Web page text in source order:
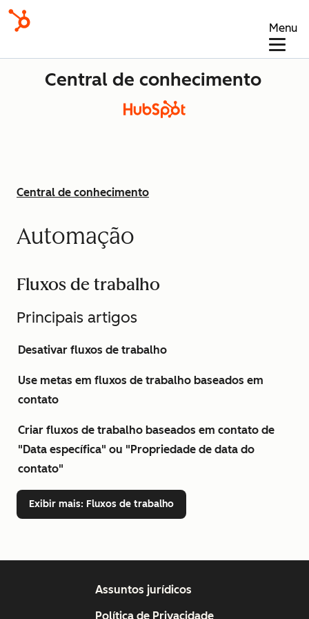
Menu
Central de conhecimento
Central de conhecimento
Automação
Fluxos de trabalho
Principais artigos
Desativar fluxos de trabalho
Use metas em fluxos de trabalho baseados em
contato
Criar fluxos de trabalho baseados em contato de
"Data específica" ou "Propriedade de data do
contato"
Exibir mais: Fluxos de trabalho
Assuntos jurídicos
Política de Privacidade